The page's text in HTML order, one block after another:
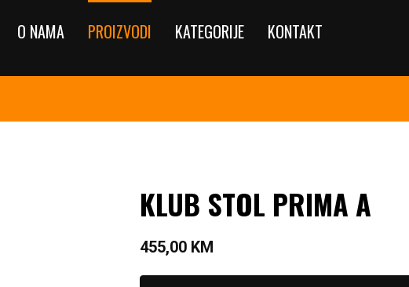
O NAMA PROIZVODI KATEGORIJE KONTAKT
KLUB STOL PRIMA A
455,00 KM